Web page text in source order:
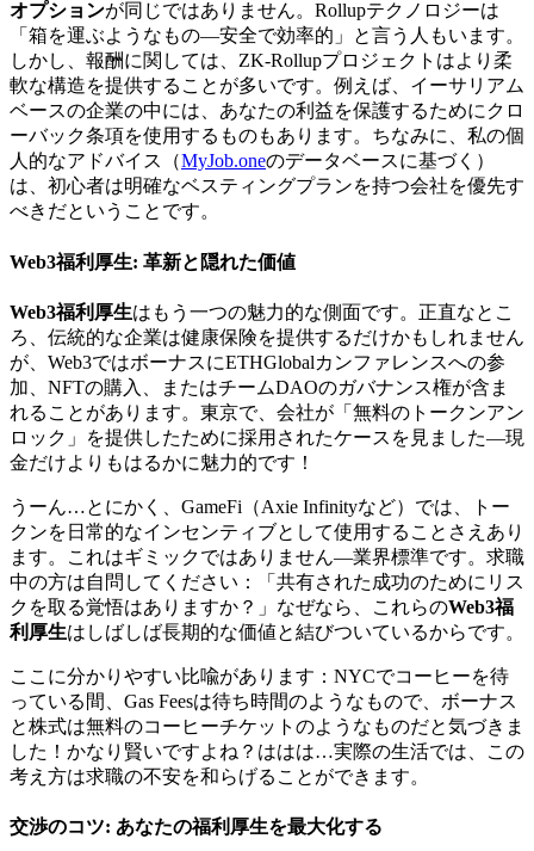
オプションが同じではありません。Rollupテクノロジーは
「箱を運ぶようなもの—安全で効率的」と言う人もいます。
しかし、報酬に関しては、ZK-Rollupプロジェクトはより柔
軟な構造を提供することが多いです。例えば、イーサリアム
ベースの企業の中には、あなたの利益を保護するためにクロ
ーバック条項を使用するものもあります。ちなみに、私の個
人的なアドバイス（MyJob.oneのデータベースに基づく）
は、初心者は明確なベスティングプランを持つ会社を優先す
べきだということです。
Web3福利厚生: 革新と隠れた価値
Web3福利厚生はもう一つの魅力的な側面です。正直なとこ
ろ、伝統的な企業は健康保険を提供するだけかもしれません
が、Web3ではボーナスにETHGlobalカンファレンスへの参
加、NFTの購入、またはチームDAOのガバナンス権が含ま
れることがあります。東京で、会社が「無料のトークンアン
ロック」を提供したために採用されたケースを見ました—現
金だけよりもはるかに魅力的です！
うーん…とにかく、GameFi（Axie Infinityなど）では、トー
クンを日常的なインセンティブとして使用することさえあり
ます。これはギミックではありません—業界標準です。求職
中の方は自問してください：「共有された成功のためにリス
クを取る覚悟はありますか？」なぜなら、これらのWeb3福
利厚生はしばしば長期的な価値と結びついているからです。
ここに分かりやすい比喩があります：NYCでコーヒーを待
っている間、Gas Feesは待ち時間のようなもので、ボーナス
と株式は無料のコーヒーチケットのようなものだと気づきま
した！かなり賢いですよね？ははは…実際の生活では、この
考え方は求職の不安を和らげることができます。
交渉のコツ: あなたの福利厚生を最大化する